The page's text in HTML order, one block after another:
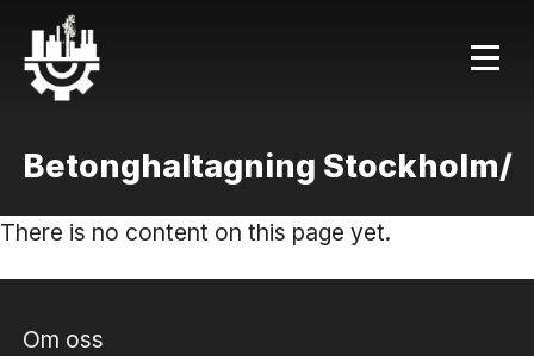
Betonghaltagning Stockholm/
There is no content on this page yet.
Om oss